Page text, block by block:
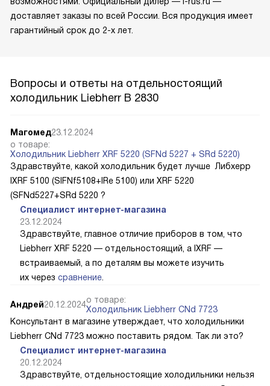
доставляет заказы по всей России. Вся продукция имеет
гарантийный срок до 2-х лет.
Вопросы и ответы на отдельностоящий
холодильник Liebherr B 2830
Магомед23.12.2024
о товаре:
Холодильник Liebherr XRF 5220 (SFNd 5227 + SRd 5220)
Здравствуйте, какой холодильник будет лучше Либхерр
IXRF 5100 (SIFNf5108+IRe 5100) или XRF 5220
(SFNd5227+SRd 5220 ?
Специалист интернет-магазина
23.12.2024
Здравствуйте, главное отличие приборов в том, что
Liebherr XRF 5220 — отдельностоящий, а IXRF —
встраиваемый, а по деталям вы можете изучить
их через сравнение
Андрей20.12.2024о товаре:
Холодильник Liebherr CNd 7723
Консультант в магазине утверждает, что холодильники
Liebherr CNd 7723 можно поставить рядом. Так ли это?
Специалист интернет-магазина
20.12.2024
Здравствуйте, отдельностоящие холодильники нельзя